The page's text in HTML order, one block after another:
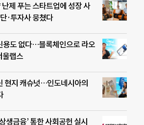
제 푸는 스타트업에 성장 사
·투자사 뭉쳤다
용도 없다…블록체인으로 라오
울랩스
현지 캐슈넛…인도네시아의
생금융’ 통한 사회공헌 실시